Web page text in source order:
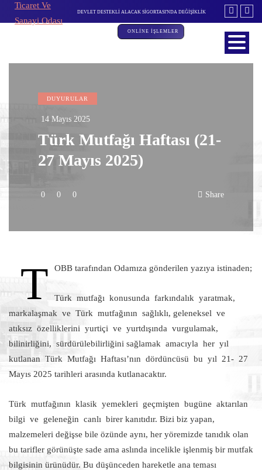
DEVLET DESTEKLİ ALACAK SİGORTASI'NDA DEĞİŞİKLİK ÖZBEKİSTAN
ONLİNE İŞLEMLER
DUYURULAR
14 Mayıs 2025
Türk Mutfağı Haftası (21-
27 Mayıs 2025)
0 0 0 Share
T OBB tarafından Odamıza gönderilen yazıya istinaden;
Türk mutfağı konusunda farkındalık yaratmak,
markalaşmak ve Türk mutfağının sağlıklı, geleneksel ve
atıksız özelliklerini yurtiçi ve yurtdışında vurgulamak,
bilinirliğini, sürdürülebilirliğini sağlamak amacıyla her yıl
kutlanan Türk Mutfağı Haftası’nın dördüncüsü bu yıl 21- 27
Mayıs 2025 tarihleri arasında kutlanacaktır.
Türk mutfağının klasik yemekleri geçmişten bugüne aktarılan
bilgi ve geleneğin canlı birer kanıtıdır. Bizi biz yapan,
malzemeleri değişse bile özünde aynı, her yöremizde tanıdık olan
bu tarifler görünüşte sade ama aslında incelikle işlenmiş bir mutfak
bilgisinin ürünüdür. Bu düşünceden hareketle ana teması